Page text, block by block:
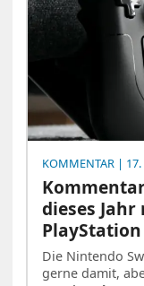
KOMMENTAR |
dieses
PlayStation
Die Nintendo
gerne damit,